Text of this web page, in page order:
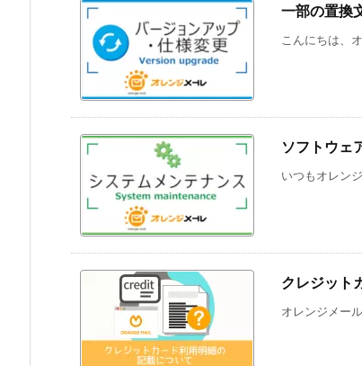
一部の置換
こんにちは、
ソフトウェ
いつもオレン
クレジット
オレンジメー